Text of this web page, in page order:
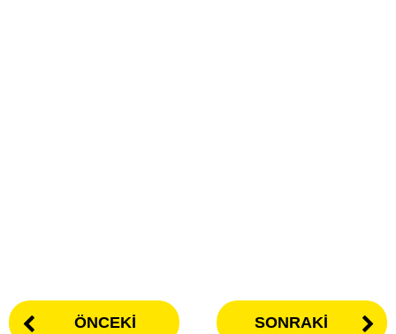
ÖNCEKI SONRAKI